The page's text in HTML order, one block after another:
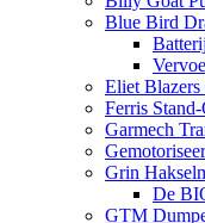
Blue Bird
Eliet Blazers
Ferris
Garmech
Grin
De
GTM